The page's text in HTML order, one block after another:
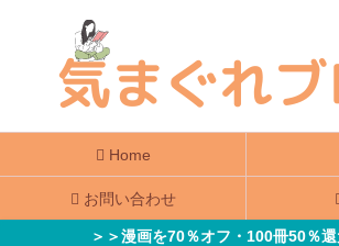
Home
お問い合わせ
＞＞漫画を70％オフ・100冊50％